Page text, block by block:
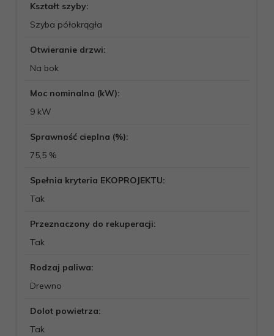
Kształt szyby:
Szyba półokrągła
Otwieranie drzwi:
Na bok
Moc nominalna (kW):
9 kW
Sprawność cieplna (%):
75,5 %
Spełnia kryteria EKOPROJEKTU:
Tak
Przeznaczony do rekuperacji:
Tak
Rodzaj paliwa:
Drewno
Dolot powietrza:
Tak